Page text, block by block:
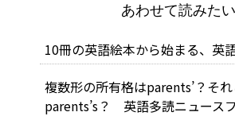
あわせて読みたい
10冊の英語絵本から始まる、英
複数形の所有格はparents’？そ
parents’s？ 英語多読ニュース